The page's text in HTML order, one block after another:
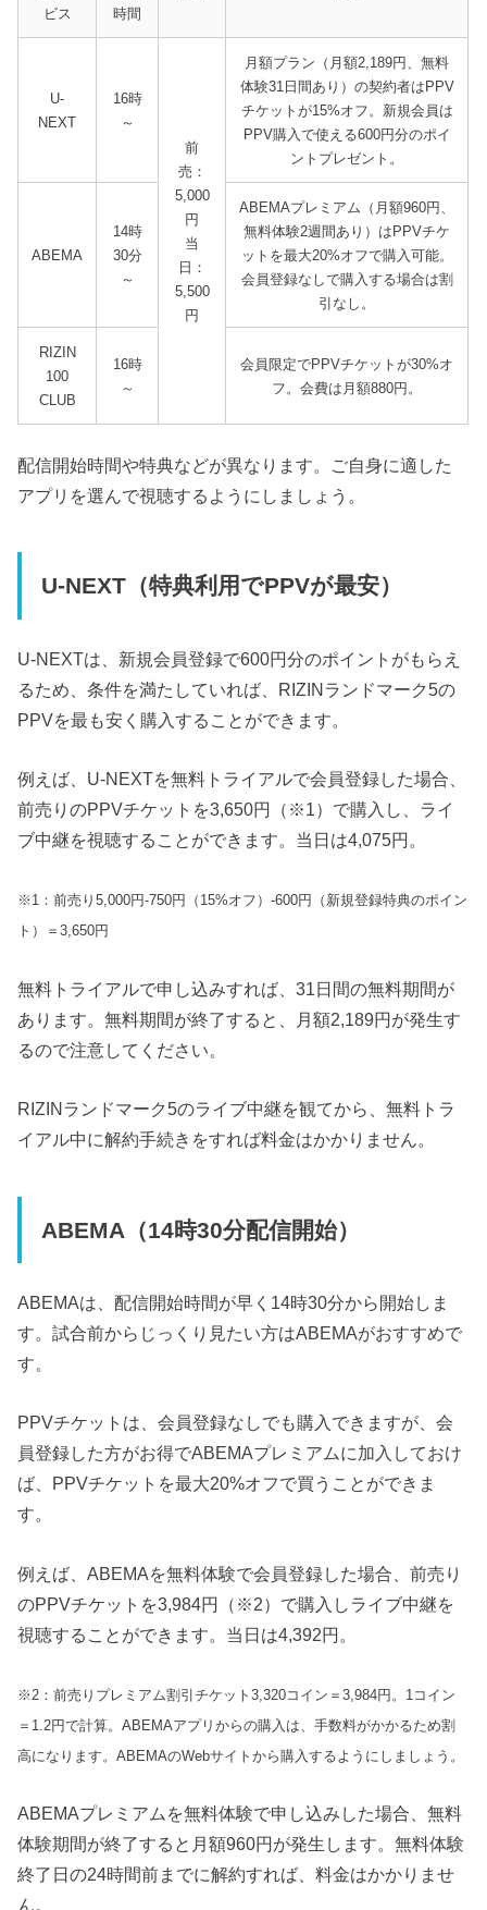
ビス
時間
U-
NEXT
16時
～
前
売：
5,000
円
当
日：
5,500
円
月額プラン（月額2,189円、無料
体験31日間あり）の契約者はPPV
チケットが15%オフ。新規会員は
PPV購入で使える600円分のポイ
ントプレゼント。
ABEMA
14時
30分
～
ABEMAプレミアム（月額960円、
無料体験2週間あり）はPPVチケ
ットを最大20%オフで購入可能。
会員登録なしで購入する場合は割
引なし。
RIZIN
100
CLUB
16時
～
会員限定でPPVチケットが30%オ
フ。会費は月額880円。
配信開始時間や特典などが異なります。ご自身に適した
アプリを選んで視聴するようにしましょう。
U-NEXT（特典利用でPPVが最安）
U-NEXTは、新規会員登録で600円分のポイントがもらえ
るため、条件を満たしていれば、RIZINランドマーク5の
PPVを最も安く購入することができます。
例えば、U-NEXTを無料トライアルで会員登録した場合、
前売りのPPVチケットを3,650円（※1）で購入し、ライ
ブ中継を視聴することができます。当日は4,075円。
※1：前売り5,000円-750円（15%オフ）-600円（新規登録特典のポイン
ト）＝3,650円
無料トライアルで申し込みすれば、31日間の無料期間が
あります。無料期間が終了すると、月額2,189円が発生す
るので注意してください。
RIZINランドマーク5のライブ中継を観てから、無料トラ
イアル中に解約手続きをすれば料金はかかりません。
ABEMA（14時30分配信開始）
ABEMAは、配信開始時間が早く14時30分から開始しま
す。試合前からじっくり見たい方はABEMAがおすすめで
す。
PPVチケットは、会員登録なしでも購入できますが、会
員登録した方がお得でABEMAプレミアムに加入しておけ
ば、PPVチケットを最大20%オフで買うことができま
す。
例えば、ABEMAを無料体験で会員登録した場合、前売り
のPPVチケットを3,984円（※2）で購入しライブ中継を
視聴することができます。当日は4,392円。
※2：前売りプレミアム割引チケット3,320コイン＝3,984円。1コイン
＝1.2円で計算。ABEMAアプリからの購入は、手数料がかかるため割
高になります。ABEMAのWebサイトから購入するようにしましょう。
ABEMAプレミアムを無料体験で申し込みした場合、無料
体験期間が終了すると月額960円が発生します。無料体験
終了日の24時間前までに解約すれば、料金はかかりませ
ん。